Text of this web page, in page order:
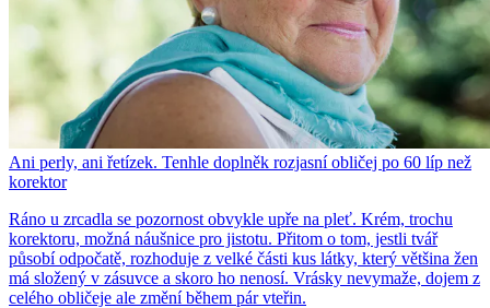
Ani perly, ani řetízek. Tenhle doplněk rozjasní obličej po 60 líp než
korektor
Ráno u zrcadla se pozornost obvykle upře na pleť. Krém, trochu
korektoru, možná náušnice pro jistotu. Přitom o tom, jestli tvář
působí odpočatě, rozhoduje z velké části kus látky, který většina žen
má složený v zásuvce a skoro ho nenosí. Vrásky nevymaže, dojem z
celého obličeje ale změní během pár vteřin.